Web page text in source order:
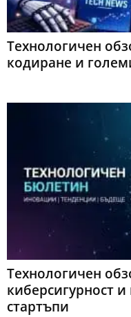
Технологичен
кодиране и
Технологичен
киберсигурност
стартъпи